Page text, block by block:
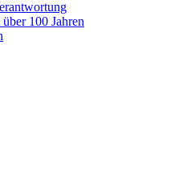
100 Jahren